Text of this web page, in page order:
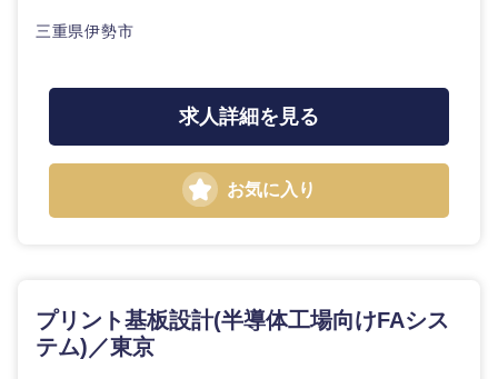
兵庫県
和歌山県
三重県伊勢市
求人詳細を見る
お気に入り
プリント基板設計(半導体工場向けFAシス
テム)／東京